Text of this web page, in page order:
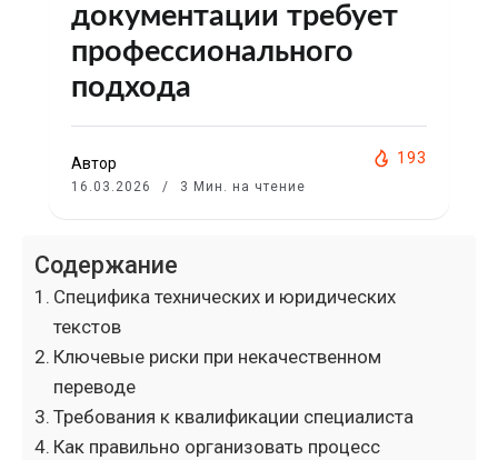
документации требует
профессионального
подхода
Автор
16.03.2026 3 Мин. на чтение
193
Содержание
Специфика технических и юридических
текстов
Ключевые риски при некачественном
переводе
Требования к квалификации специалиста
Как правильно организовать процесс